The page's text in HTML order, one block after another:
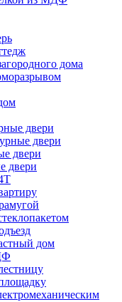
дома
двери
двери
двери
двери
дом